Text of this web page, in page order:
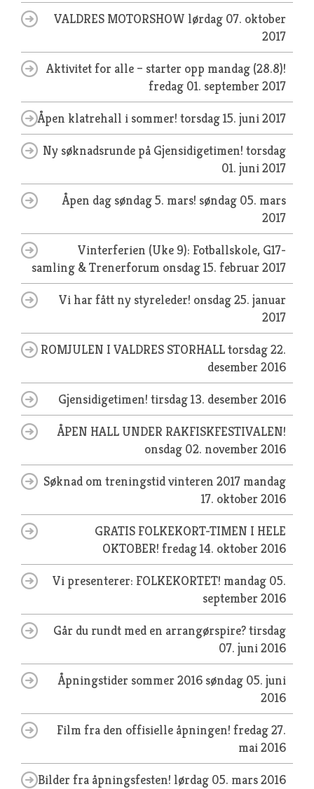
VALDRES MOTORSHOW lørdag 07. oktober
2017
Aktivitet for alle – starter opp mandag (28.8)!
fredag 01. september 2017
Åpen klatrehall i sommer! torsdag 15. juni 2017
Ny søknadsrunde på Gjensidigetimen! torsdag
01. juni 2017
Åpen dag søndag 5. mars! søndag 05. mars
2017
Vinterferien (Uke 9): Fotballskole, G17-
samling & Trenerforum onsdag 15. februar 2017
Vi har fått ny styreleder! onsdag 25. januar
2017
ROMJULEN I VALDRES STORHALLtorsdag 22.
desember 2016
Gjensidigetimen! tirsdag 13. desember 2016
ÅPEN HALL UNDER RAKFISKFESTIVALEN!
onsdag 02. november 2016
Søknad om treningstid vinteren 2017 mandag
17. oktober 2016
GRATIS FOLKEKORT-TIMEN I HELE
OKTOBER! fredag 14. oktober 2016
Vi presenterer: FOLKEKORTET! mandag 05.
september 2016
Går du rundt med en arrangørspire?tirsdag
07. juni 2016
Åpningstider sommer 2016søndag 05. juni
2016
Film fra den offisielle åpningen! fredag 27.
mai 2016
Bilder fra åpningsfesten! lørdag 05. mars 2016